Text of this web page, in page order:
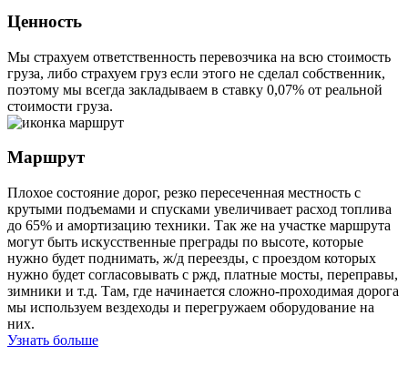
Ценность
Мы страхуем ответственность перевозчика на всю стоимость
груза, либо страхуем груз если этого не сделал собственник,
поэтому мы всегда закладываем в ставку 0,07% от реальной
стоимости груза.
Маршрут
Плохое состояние дорог, резко пересеченная местность с
крутыми подъемами и спусками увеличивает расход топлива
до 65% и амортизацию техники. Так же на участке маршрута
могут быть искусственные преграды по высоте, которые
нужно будет поднимать, ж/д переезды, с проездом которых
нужно будет согласовывать с ржд, платные мосты, переправы,
зимники и т.д. Там, где начинается сложно-проходимая дорога
мы используем вездеходы и перегружаем оборудование на
них.
Узнать больше